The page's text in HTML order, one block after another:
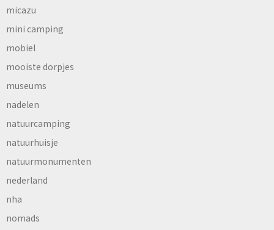
micazu
mini camping
mobiel
mooiste dorpjes
museums
nadelen
natuurcamping
natuurhuisje
natuurmonumenten
nederland
nha
nomads